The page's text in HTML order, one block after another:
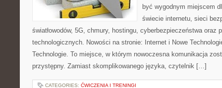
być wygodnym miejscem
świecie internetu, sieci
światłowodów, 5G, chmury, hostingu, cyberbezpieczeństwa oraz
technologicznych. Nowości na stronie: Internet i Nowe
Technologie. To miejsce, w którym nowoczesna komunikacja
przystępny. Zamiast skomplikowanego języka, czytelnik […]
CATEGORIES: ĆWICZENIA I TRENINGI